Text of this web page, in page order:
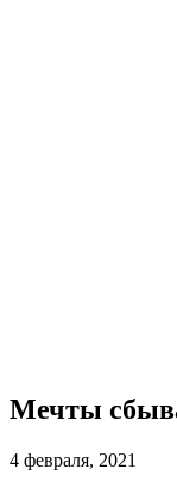
Мечты
4 февраля, 2021